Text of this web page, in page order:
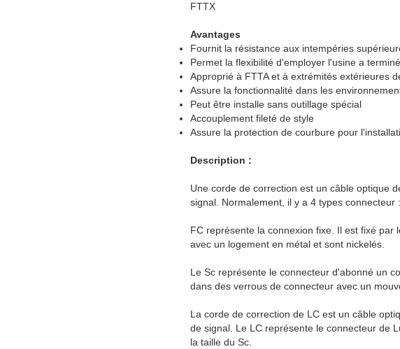
FTTX
Avantages
Fournit la résistance aux intempéries
Permet la flexibilité d'employer l'usine a
Approprié à FTTA et à extrémités extérieures
Assure la fonctionnalité dans les
Peut être installe sans outillage spécial
Accouplement fileté de style
Assure la protection de courbure pour
Description :
Une corde de correction est un câble optique
signal. Normalement, il y a 4 types
FC représente la connexion fixe. Il est fixé
avec un logement en métal et sont nickelés.
Le Sc représente le connecteur d'abonné un
dans des verrous de connecteur avec un
La corde de correction de LC est un câble
de signal. Le LC représente le connecteur de
la taille du Sc.